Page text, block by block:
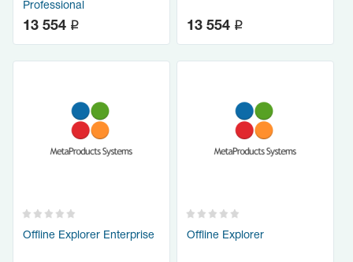
Professional
13 554 q 13 554 q
Offline Explorer Enterprise Offline Explorer